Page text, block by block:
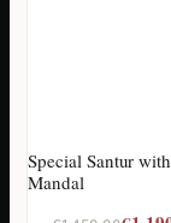
Special Santur
Mandal